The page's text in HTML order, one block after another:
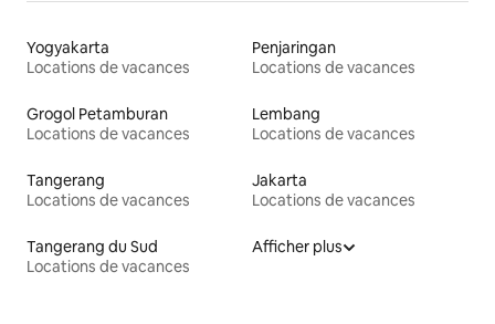
Yogyakarta
Locations de vacances
Penjaringan
Locations de vacances
Grogol Petamburan
Locations de vacances
Lembang
Locations de vacances
Tangerang
Locations de vacances
Jakarta
Locations de vacances
Tangerang du Sud
Locations de vacances
Afficher plus